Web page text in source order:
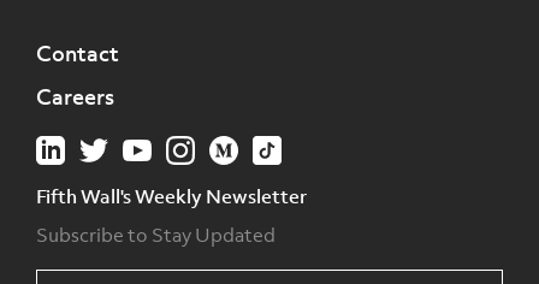
Contact
Careers
Fifth Wall's Weekly Newsletter
Subscribe to Stay Updated